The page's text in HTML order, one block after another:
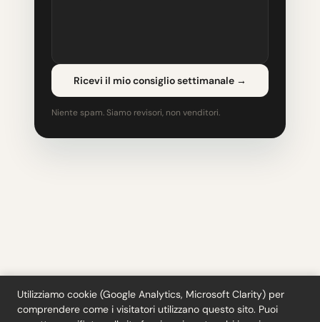
Ricevi il mio consiglio settimanale →
Niente spam. Siamo revisori, non venditori.
Strumenti·Blog·Glossario·Iscriviti·Privacy·Rimborsi·Termini·
Utilizziamo cookie (Google Analytics, Microsoft Clarity) per
comprendere come i visitatori utilizzano questo sito. Puoi